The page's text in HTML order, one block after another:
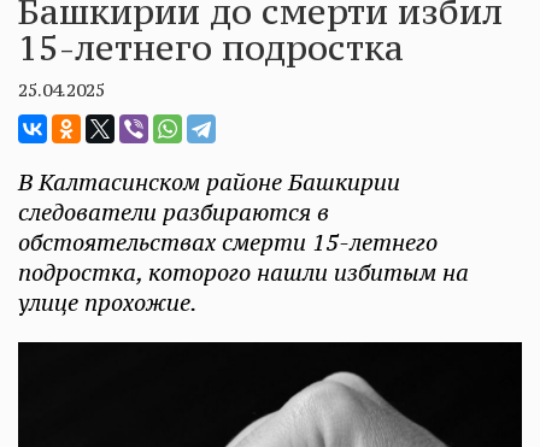
Башкирии до смерти избил
15-летнего подростка
25.04.2025
В Калтасинском районе Башкирии
следователи разбираются в
обстоятельствах смерти 15-летнего
подростка, которого нашли избитым на
улице прохожие.